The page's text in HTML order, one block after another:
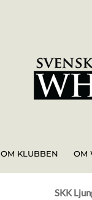
OM KLUBBEN OM
SKK